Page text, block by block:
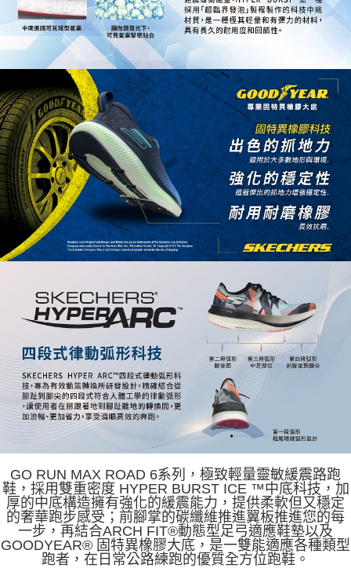
GO RUN MAX ROAD 6系列，極致輕量靈敏緩震路跑
鞋，採用雙重密度 HYPER BURST ICE ™中底科技，加
厚的中底構造擁有強化的緩震能力，提供柔軟但又穩定
的奢華跑步感受；前腳掌的碳纖維推進翼板推進您的每
一步，再結合ARCH FIT®動態型足弓適應鞋墊以及
GOODYEAR® 固特異橡膠大底，是一雙能適應各種類型
跑者，在日常公路練跑的優質全方位跑鞋。